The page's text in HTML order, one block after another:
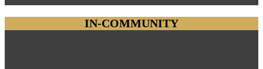
IN-COMMUNITY